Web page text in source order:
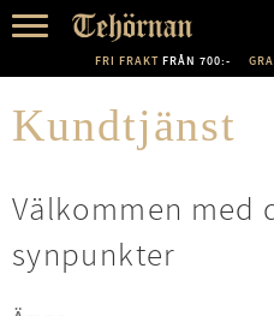
FRI FRAKT FRÅN 700:-
Kundtjänst
Välkommen med
synpunkter